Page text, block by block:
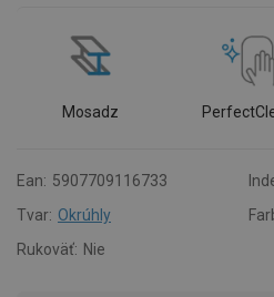
Mosadz
Ean: 5907709116733
Tvar: Okrúhly
Rukoväť: Nie